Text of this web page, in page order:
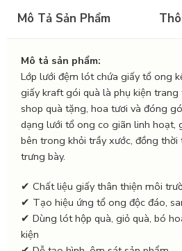
Mô Tả Sản Phẩm
Mô tả sản phẩm:
Lớp lưới đệm lót chứa giấy tổ ong
giấy kraft gói quà là phụ kiện
shop quà tặng, hoa tươi và đóng
dạng lưới tổ ong co giãn linh hoạt,
bên trong khỏi trầy xước, đồng
trưng bày.
✔ Chất liệu giấy thân thiện môi
✔ Tạo hiệu ứng tổ ong độc đáo,
✔ Dùng lót hộp quà, giỏ quà, bó
kiện